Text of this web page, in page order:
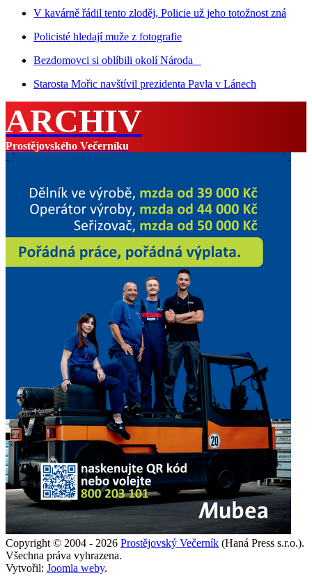
V kavárně řádil tento zloděj, Policie už jeho totožnost zná
Policisté hledají muže z fotografie
Bezdomovci si oblíbili okolí Národa
Starosta Mořic navštívil prezidenta Pavla v Lánech
ARCHIV
Prostějovského Večerníku
Copyright © 2004 - 2026 Prostějovský Večerník (Haná Press s.r.o.).
Všechna práva vyhrazena.
Vytvořil: Joomla weby.